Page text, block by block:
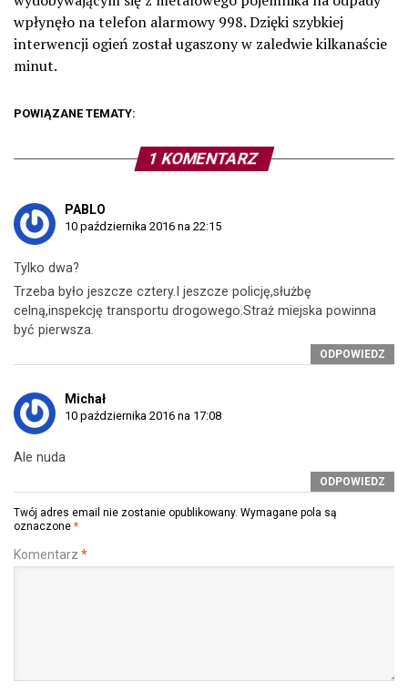
wpłynęło na telefon alarmowy 998. Dzięki szybkiej
interwencji ogień został ugaszony w zaledwie kilkanaście
minut.
POWIĄZANE TEMATY:
1 KOMENTARZ
PABLO
10 października 2016 na 22:15
Tylko dwa?
Trzeba było jeszcze cztery.I jeszcze policję,służbę
celną,inspekcję transportu drogowego.Straż miejska powinna
być pierwsza.
ODPOWIEDZ
Michał
10 października 2016 na 17:08
Ale nuda
ODPOWIEDZ
Twój adres email nie zostanie opublikowany. Wymagane pola są
oznaczone *
Komentarz *